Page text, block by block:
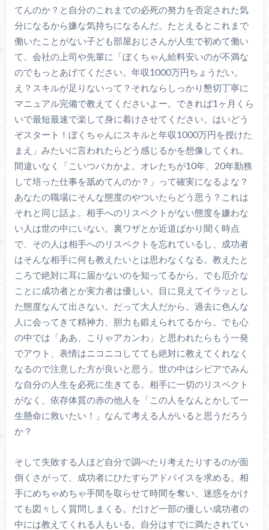
てんのか？と自分のこれまでの必死の努力を否定された気
分になるから嫌な気持ちになるんだ。たとえるとこれまで
働いたことがない子ども部屋おじさんが人生で初めて働い
て、会社の上司や先輩に「ぼくちゃん給料安いのが不満な
のでもっとあげてください。年収1000万円ちょうだい。
え？スキルが足りないって？それならしっかり懇切丁寧に
マニュアル完備で教えてくださいよー。できれば1ヶ月くら
いで最短最速で楽して身に着けさせてください。はいどう
ぞスタート！ぼくちゃんにスキルと年収1000万円を授けた
まえ」みたいに言われたらどう感じるかを想像してくれ。
間違いなく「こいつバカかよ。オレたちが10年、20年勤務
して培った仕事を舐めてんのか？」って確実になるよな？
あなたの職場にそんな態度のやついたらどう思う？これは
それと同じ話よ。相手へのリスペクトがない態度を嫌わな
い人は世の中にいない。裏ワザとか近道ばかり聞く時点
で、その人は相手へのリスペクトを忘れているし、成功者
はそんな相手に何も教えたいとは思わなくなる。教えたと
ころで絶対に耳に届かないのを知ってるから。でも厄介な
ことに成功者とか実力者は優しい。目に見えてイラッとし
た態度なんて出さない。だって大人だから。過去に色んな
人に会ってきて精神力、胆力も鍛えられてるから。でも心
の中では「ああ、こりゃアカンわ」と思われたらもう一発
でアウト、表情はニコニコしてても絶対に教えてくれなく
なるので注意した方が良いと思う。世の中はシビアでみん
な自分の人生を必死に生きてる。相手に一切のリスペクト
がなく、依存体質の赤の他人を「この人をなんとかして一
生懸命に救いたい！」なんて考える人がいると思うだろう
か？
そして失敗する人ほど自分で調べたり考えたりするのが面
倒くさがって、成功者にひたすらアドバイスを求める。相
手にめちゃめちゃ手間を取らせて時間を奪い、迷惑をかけ
ても図々しく質問しまくる。だけど一部の優しい成功者の
中には教えてくれる人もいる。自分はすでに満たされてい